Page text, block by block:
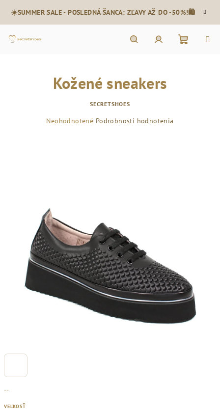
obsah
☀️SUMMER SALE - POSLEDNÁ ŠANCA: ZĽAVY AŽ DO -50%!🛍️
--
VEĽKOSŤ
Kožené sneakers
SECRETSHOES
Priemerné
Neohodnotené Podrobnosti hodnotenia